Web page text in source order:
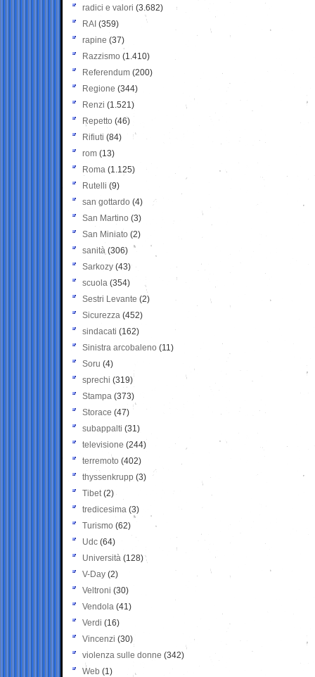
radici e valori (3.682)
RAI (359)
rapine (37)
Razzismo (1.410)
Referendum (200)
Regione (344)
Renzi (1.521)
Repetto (46)
Rifiuti (84)
rom (13)
Roma (1.125)
Rutelli (9)
san gottardo (4)
San Martino (3)
San Miniato (2)
sanità (306)
Sarkozy (43)
scuola (354)
Sestri Levante (2)
Sicurezza (452)
sindacati (162)
Sinistra arcobaleno (11)
Soru (4)
sprechi (319)
Stampa (373)
Storace (47)
subappalti (31)
televisione(244)
terremoto (402)
thyssenkrupp (3)
Tibet(2)
tredicesima (3)
Turismo (62)
Udc (64)
Università (128)
V-Day (2)
Veltroni (30)
Vendola (41)
Verdi (16)
Vincenzi (30)
violenza sulle donne (342)
Web (1)